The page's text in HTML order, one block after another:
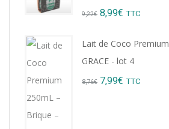
9,22€ Original
8,99€ Current
TTC
Lait de Coco
GRACE - lot 4
8,76€ Original
7,99€ Current
TTC